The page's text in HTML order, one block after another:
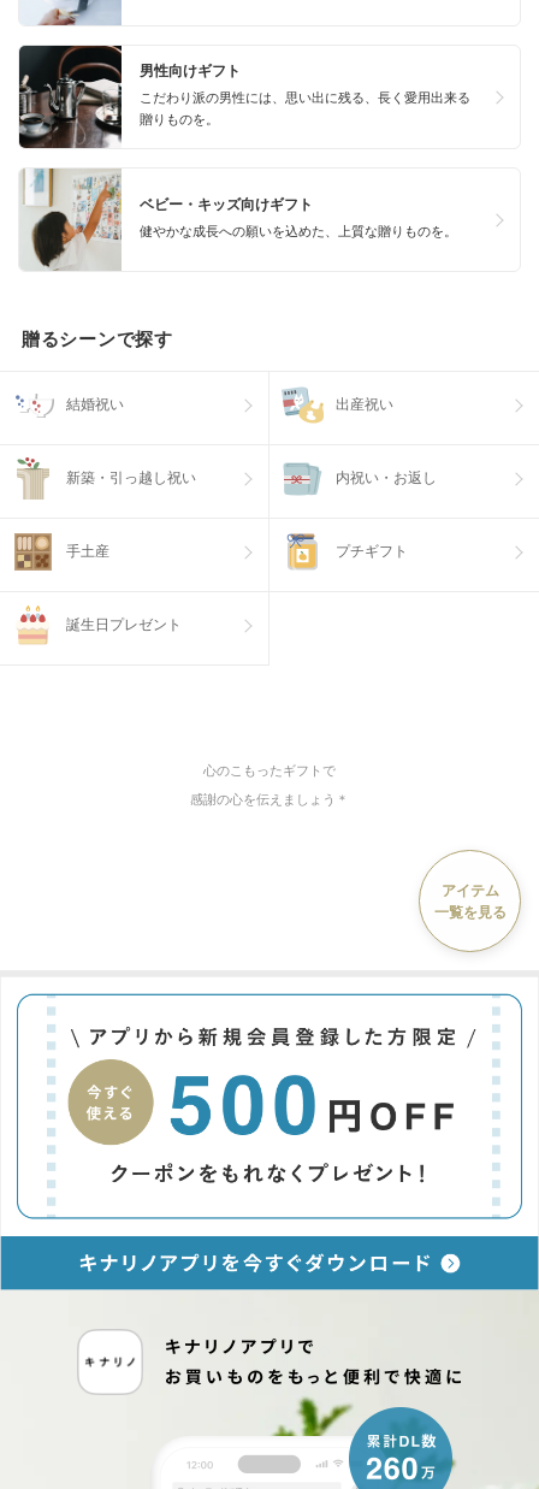
男性向けギフト
こだわり派の男性には、思い出に残る、長く愛用出来る
贈りものを。
ベビー・キッズ向けギフト
健やかな成長への願いを込めた、上質な贈りものを。
贈るシーンで探す
結婚祝い 出産祝い
新築・引っ越し祝い 内祝い・お返し
手土産 プチギフト
誕生日プレゼント
心のこもったギフトで
感謝の心を伝えましょう＊
アイテム
一覧を見る